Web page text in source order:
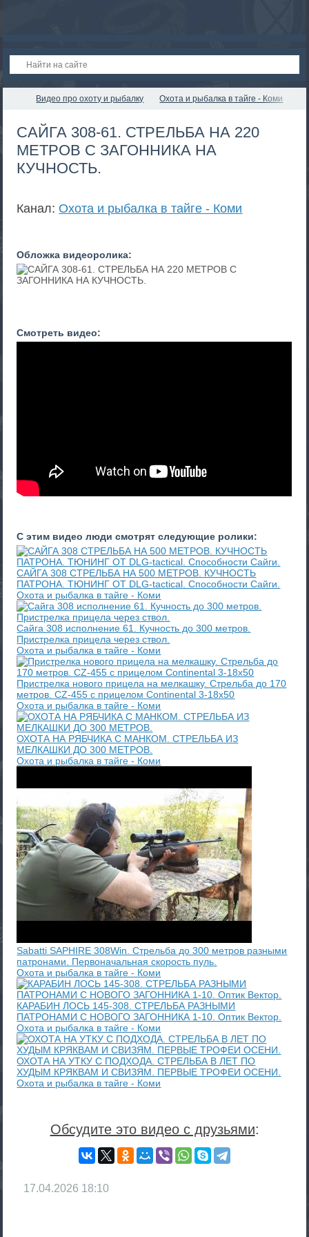
Видео про охоту и рыбалку Охота и рыбалка в тайге - Коми
САЙГА 308-61. СТРЕЛЬБА НА 220
МЕТРОВ С ЗАГОННИКА НА
КУЧНОСТЬ.
Канал: Охота и рыбалка в тайге - Коми
Обложка видеоролика:
Смотреть видео:
С этим видео люди смотрят следующие ролики:
САЙГА 308 СТРЕЛЬБА НА 500 МЕТРОВ. КУЧНОСТЬ
ПАТРОНА. ТЮНИНГ ОТ DLG-tactical. Способности Сайги.
Охота и рыбалка в тайге - Коми
Сайга 308 исполнение 61. Кучность до 300 метров.
Пристрелка прицела через ствол.
Охота и рыбалка в тайге - Коми
Пристрелка нового прицела на мелкашку. Стрельба до 170
метров. CZ-455 с прицелом Continental 3-18x50
Охота и рыбалка в тайге - Коми
ОХОТА НА РЯБЧИКА С МАНКОМ. СТРЕЛЬБА ИЗ
МЕЛКАШКИ ДО 300 МЕТРОВ.
Охота и рыбалка в тайге - Коми
Sabatti SAPHIRE 308Win. Стрельба до 300 метров разными
патронами. Первоначальная скорость пуль.
Охота и рыбалка в тайге - Коми
КАРАБИН ЛОСЬ 145-308. СТРЕЛЬБА РАЗНЫМИ
ПАТРОНАМИ С НОВОГО ЗАГОННИКА 1-10. Оптик Вектор.
Охота и рыбалка в тайге - Коми
ОХОТА НА УТКУ С ПОДХОДА. СТРЕЛЬБА В ЛЕТ ПО
ХУДЫМ КРЯКВАМ И СВИЗЯМ. ПЕРВЫЕ ТРОФЕИ ОСЕНИ.
Охота и рыбалка в тайге - Коми
Обсудите это видео с друзьями:
17.04.2026 18:10